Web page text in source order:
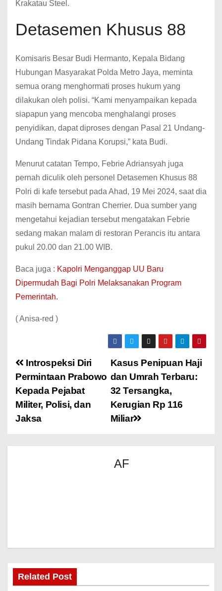
Krakatau Steel.
Detasemen Khusus 88
Komisaris Besar Budi Hermanto, Kepala Bidang
Hubungan Masyarakat Polda Metro Jaya, meminta
semua orang menghormati proses hukum yang
dilakukan oleh polisi. “Kami menyampaikan kepada
siapapun yang mencoba menghalangi proses
penyidikan, dapat diproses dengan Pasal 21 Undang-
Undang Tindak Pidana Korupsi,” kata Budi.
Menurut catatan Tempo, Febrie Adriansyah juga
pernah diculik oleh personel Detasemen Khusus 88
Polri di kafe tersebut pada Ahad, 19 Mei 2024, saat dia
masih bernama Gontran Cherrier. Dua sumber yang
mengetahui kejadian tersebut mengatakan Febrie
sedang makan malam di restoran Perancis itu antara
pukul 20.00 dan 21.00 WIB.
Baca juga : Kapolri Menganggap UU Baru
Dipermudah Bagi Polri Melaksanakan Program
Pemerintah.
( Anisa-red )
Kasus Penipuan Haji
dan Umrah Terbaru:
32 Tersangka,
Kerugian Rp 116
Miliar
Introspeksi Diri
Permintaan Prabowo
Kepada Pejabat
Militer, Polisi, dan
Jaksa
AF
Related Post